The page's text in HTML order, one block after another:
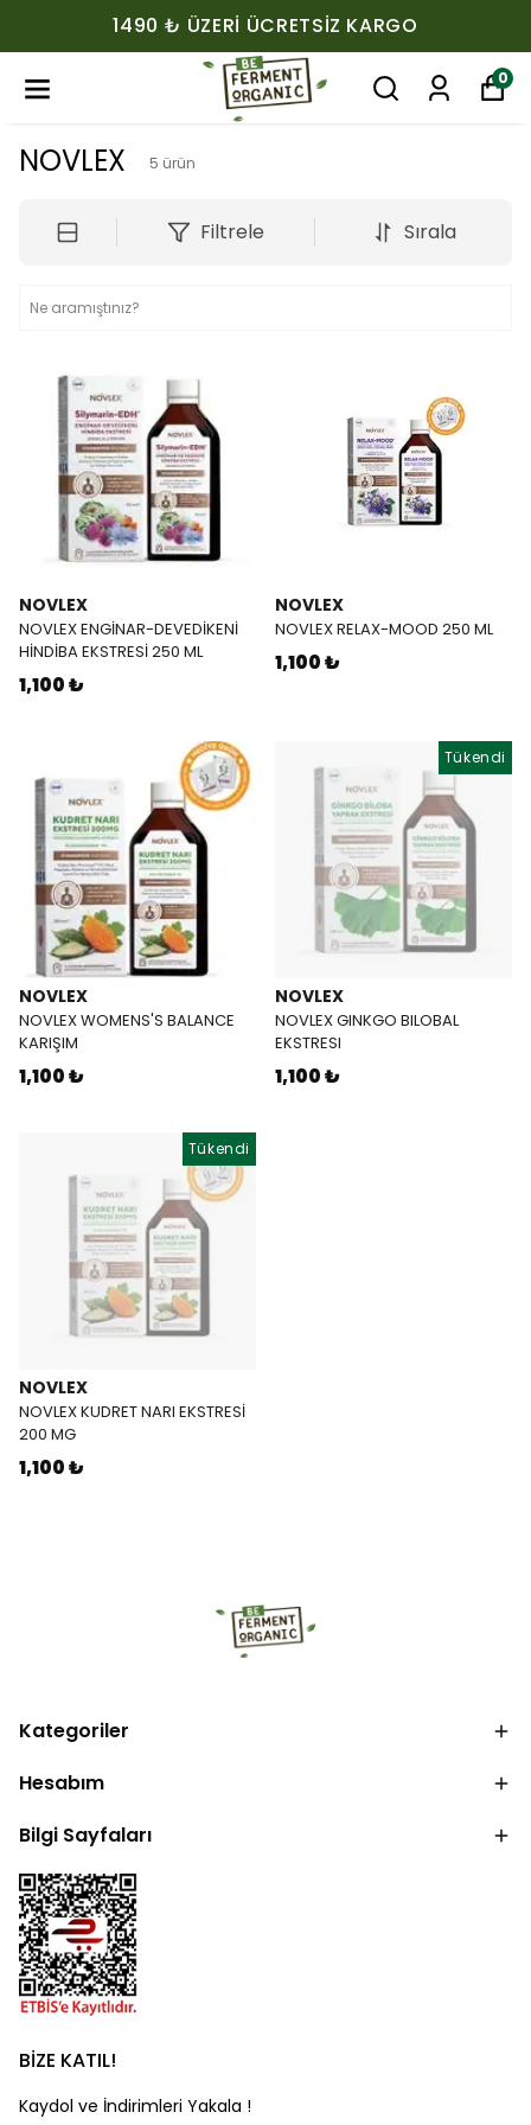
1490 ₺ ÜZERI ÜCRETSIZ KARGO
0
NOVLEX 5 ürün
Filtrele Sırala
NOVLEX
NOVLEX ENGİNAR-DEVEDİKENİ
HİNDİBA EKSTRESİ 250 ML
1,100 ₺
NOVLEX
NOVLEX RELAX-MOOD 250 ML
1,100 ₺
NOVLEX
NOVLEX WOMENS'S BALANCE
KARIŞIM
1,100 ₺
Tükendi
NOVLEX
NOVLEX GINKGO BILOBAL
EKSTRESI
1,100 ₺
Tükendi
NOVLEX
NOVLEX KUDRET NARI EKSTRESİ
200 MG
1,100 ₺
Kategoriler
Hesabım
Bilgi Sayfaları
BİZE KATIL!
Kaydol ve İndirimleri Yakala !